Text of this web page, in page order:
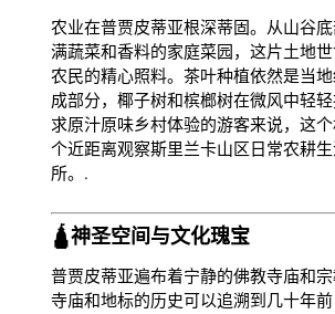
农业在普贾皮蒂亚根深蒂固。从山谷
满蔬菜和香料的家庭菜园，这片土地世
农民的精心照料。茶叶种植依然是当
成部分，椰子树和槟榔树在微风中轻
求原汁原味乡村体验的游客来说，这
个近距离观察斯里兰卡山区日常农耕
所。.
🛕神圣空间与文化瑰宝
普贾皮蒂亚遍布着宁静的佛教寺庙和
寺庙和地标的历史可以追溯到几十年